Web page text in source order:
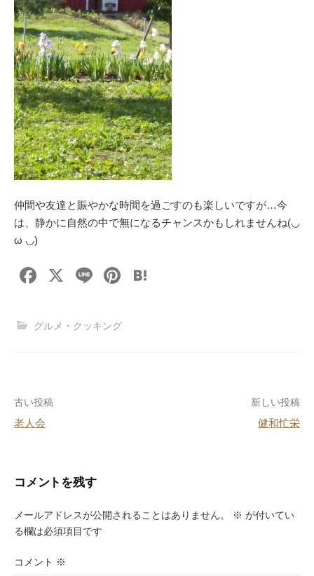
仲間や友達と賑やかな時間を過ごすのも楽しいですが…今
は、静かに自然の中で無になるチャンスかもしれませんね(◡
ω ◡)
F
c
o
k
X
Li
e
Pi
グルメ・クッキング
投
稿
ビ
ゲ
ー
シ
古い投稿
老人会
新しい投稿
健和忙栄
コメントを残す
メールアドレスが公開されることはありません。 ※ が付いてい
る欄は必須項目です
コメント ※